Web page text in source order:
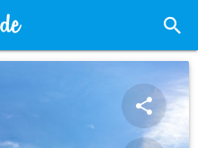
share